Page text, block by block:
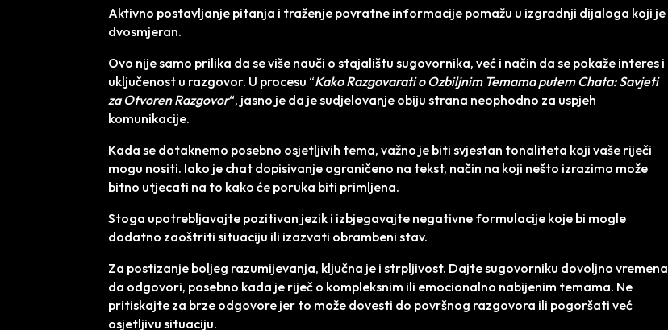
Aktivno postavljanje pitanja i traženje povratne informacije pomažu u izgradnji dijaloga koji je
dvosmjeran.
Ovo nije samo prilika da se više nauči o stajalištu sugovornika, već i način da se pokaže interes i
uključenost u razgovor. U procesu “Kako Razgovarati o Ozbiljnim Temama putem Chata: Savjeti
za Otvoren Razgovor“, jasno je da je sudjelovanje obiju strana neophodno za uspjeh
komunikacije.
Kada se dotaknemo posebno osjetljivih tema, važno je biti svjestan tonaliteta koji vaše riječi
mogu nositi. Iako je chat dopisivanje ograničeno na tekst, način na koji nešto izrazimo može
bitno utjecati na to kako će poruka biti primljena.
Stoga upotrebljavajte pozitivan jezik i izbjegavajte negativne formulacije koje bi mogle
dodatno zaoštriti situaciju ili izazvati obrambeni stav.
Za postizanje boljeg razumijevanja, ključna je i strpljivost. Dajte sugovorniku dovoljno vremena
da odgovori, posebno kada je riječ o kompleksnim ili emocionalno nabijenim temama. Ne
pritiskajte za brze odgovore jer to može dovesti do površnog razgovora ili pogoršati već
osjetljivu situaciju.